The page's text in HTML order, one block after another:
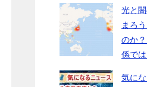
光と
まろ
のか
係では
気に